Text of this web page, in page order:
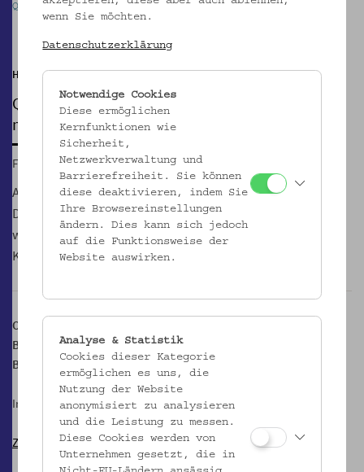
Q&A im Hof der Kulturen. Grafik: Helena Guschlbauer
Hof der Kulturen
Q&A-SESSION
mit Alina Serban, Gründerin co/rizom
Fr, 06.06.2025, 17:00
Alina Serban bringt mit co/rizom Handwerker:innen und
Designer:innen zusammen. Warum das wichtig ist und
weshalb sie sich jetzt vermehrt mit Nachhaltigkeit und
Kreislaufwirtschaft befasst, erfahren wir in diesem Q&A.
Ort:
Brunnenpassage
Brunnengasse 71, 1160 Wien
In Kooperation mit derBrunnenpassage.
Zur Projektseite Hof der Kulturen
wenn Sie möchten.
Datenschutzerklärung
Notwendige Cookies
Diese ermöglichen
Kernfunktionen wie
Sicherheit,
Netzwerkverwaltung und
Barrierefreiheit. Sie können
diese deaktivieren, indem Sie
Ihre Browsereinstellungen
ändern. Dies kann sich jedoch
auf die Funktionsweise der
Website auswirken.
Analyse & Statistik
Cookies dieser Kategorie
ermöglichen es uns, die
Nutzung der Website
anonymisiert zu analysieren
und die Leistung zu messen.
Diese Cookies werden von
Unternehmen gesetzt, die in